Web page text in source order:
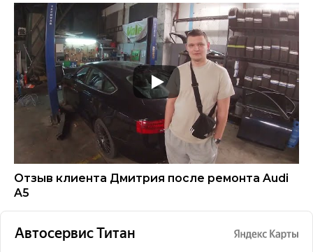
Отзыв клиента Дмитрия после ремонта Audi
A5